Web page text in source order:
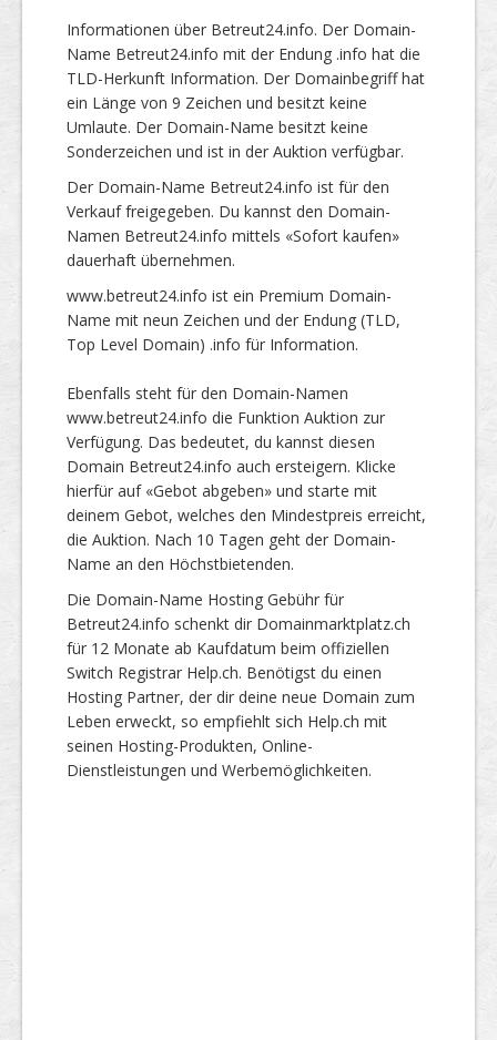
Informationen über Betreut24.info. Der Domain-
Name Betreut24.info mit der Endung .info hat die
TLD-Herkunft Information. Der Domainbegriff hat
ein Länge von 9 Zeichen und besitzt keine
Umlaute. Der Domain-Name besitzt keine
Sonderzeichen und ist in der Auktion verfügbar.
Der Domain-Name Betreut24.info ist für den
Verkauf freigegeben. Du kannst den Domain-
Namen Betreut24.info mittels «Sofort kaufen»
dauerhaft übernehmen.
www.betreut24.info ist ein Premium Domain-
Name mit neun Zeichen und der Endung (TLD,
Top Level Domain) .info für Information.
Ebenfalls steht für den Domain-Namen
www.betreut24.info die Funktion Auktion zur
Verfügung. Das bedeutet, du kannst diesen
Domain Betreut24.info auch ersteigern. Klicke
hierfür auf «Gebot abgeben» und starte mit
deinem Gebot, welches den Mindestpreis erreicht,
die Auktion. Nach 10 Tagen geht der Domain-
Name an den Höchstbietenden.
Die Domain-Name Hosting Gebühr für
Betreut24.info schenkt dir Domainmarktplatz.ch
für 12 Monate ab Kaufdatum beim offiziellen
Switch Registrar Help.ch. Benötigst du einen
Hosting Partner, der dir deine neue Domain zum
Leben erweckt, so empfiehlt sich Help.ch mit
seinen Hosting-Produkten, Online-
Dienstleistungen und Werbemöglichkeiten.